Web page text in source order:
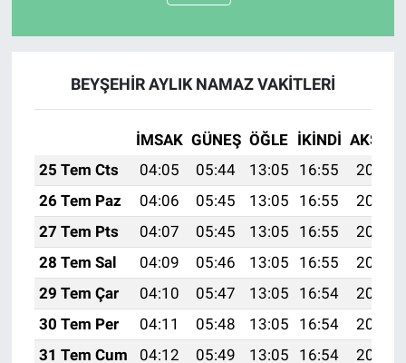
BEYŞEHİR AYLIK NAMAZ VAKITLERI
İMSAK GÜNEŞ ÖĞLE İKINDI AKŞAM
25 Tem Cts
04:05 05:44 13:05 16:55
20:16
26 Tem Paz
04:06 05:45 13:05 16:55
20:15
27 Tem Pts
04:07 05:45 13:05 16:55
20:14
28 Tem Sal
04:09 05:46 13:05 16:55
20:13
29 Tem Çar
04:10 05:47 13:05 16:54
20:12
30 Tem Per
04:11 05:48 13:05 16:54
20:11
31 Tem Cum
04:12 05:49 13:05 16:54 20:10